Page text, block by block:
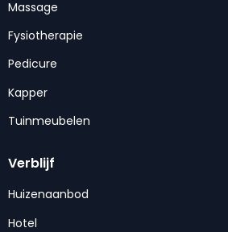
Massage
Fysiotherapie
Pedicure
Kapper
Tuinmeubelen
Verblijf
Huizenaanbod
Hotel